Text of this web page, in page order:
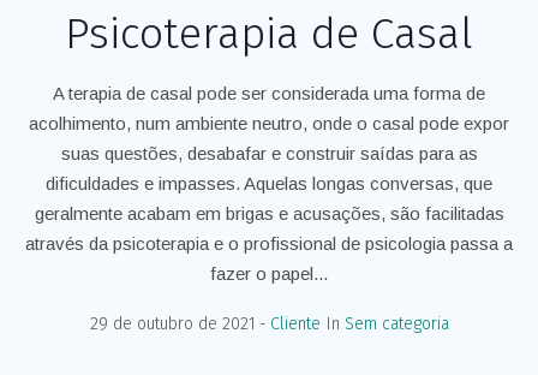
Psicoterapia de Casal
A terapia de casal pode ser considerada uma forma de
acolhimento, num ambiente neutro, onde o casal pode expor
suas questões, desabafar e construir saídas para as
dificuldades e impasses. Aquelas longas conversas, que
geralmente acabam em brigas e acusações, são facilitadas
através da psicoterapia e o profissional de psicologia passa a
fazer o papel...
29 de outubro de 2021 Cliente In Sem categoria